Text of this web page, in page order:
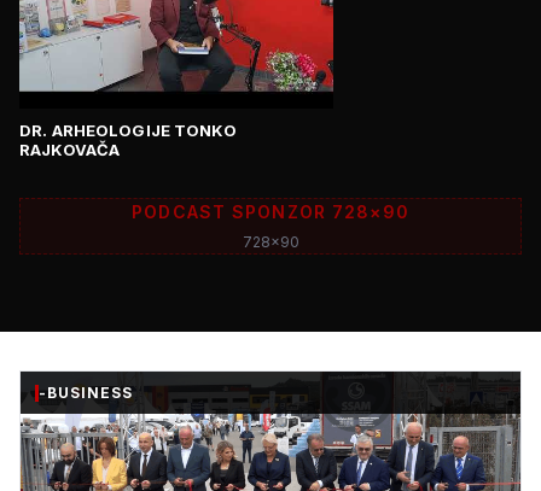
DR. ARHEOLOGIJE TONKO
RAJKOVAČA
PODCAST SPONZOR 728×90
728x90
-BUSINESS